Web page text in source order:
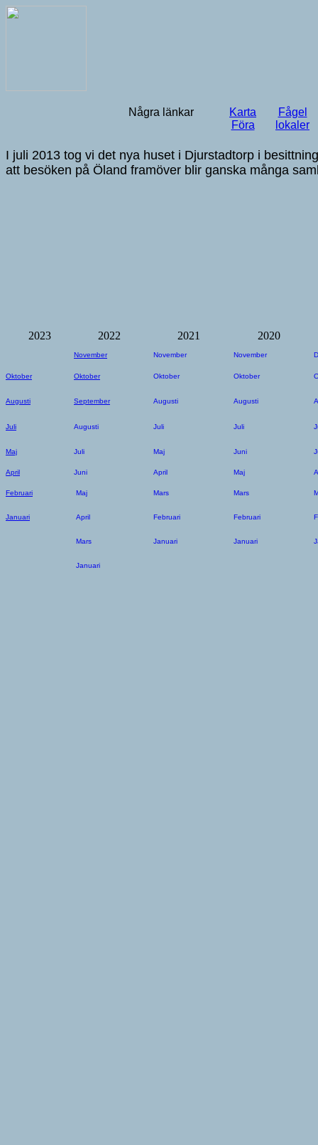
Några länkar
Karta
Föra
Fågel
lokaler
I juli 2013 tog vi det nya huset i Djurstadtorp i
att besöken på Öland framöver blir ganska många
2023 2022 2021 2020
November November November
Oktober Oktober Oktober Oktober
Augusti September Augusti Augusti
Juli Augusti Juli Juli
Maj Juli Maj Juni
April Juni April Maj
Februari Maj Mars Mars
Januari April Februari Februari
Mars Januari Januari
Januari